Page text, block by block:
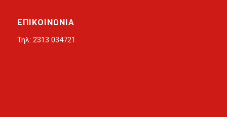
ΕΠΙΚΟΙΝΩΝΙΑ
Τηλ: 2313 034721